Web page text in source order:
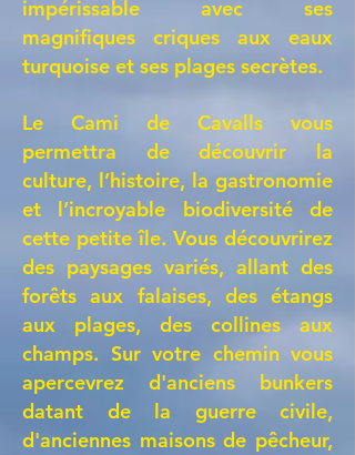
impérissable avec ses
magnifiques criques aux eaux
turquoise et ses plages secrètes.
Le Cami de Cavalls vous
permettra de découvrir la
culture, l’histoire, la gastronomie
et l’incroyable biodiversité de
cette petite île. Vous découvrirez
des paysages variés, allant des
forêts aux falaises, des étangs
aux plages, des collines aux
champs. Sur votre chemin vous
apercevrez d'anciens bunkers
datant de la guerre civile,
d'anciennes maisons de pêcheur,